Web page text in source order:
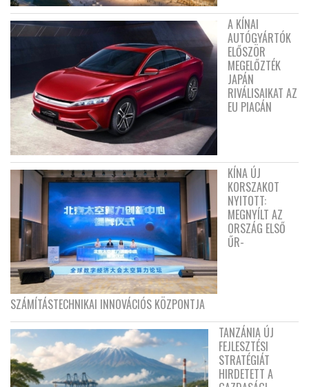
A KÍNAI
AUTÓGYÁRTÓK
ELŐSZÖR
MEGELŐZTÉK
JAPÁN
RIVÁLISAIKAT AZ
EU PIACÁN
KÍNA ÚJ
KORSZAKOT
NYITOTT:
MEGNYÍLT AZ
ORSZÁG ELSŐ
ŰR-
SZÁMÍTÁSTECHNIKAI INNOVÁCIÓS KÖZPONTJA
TANZÁNIA ÚJ
FEJLESZTÉSI
STRATÉGIÁT
HIRDETETT A